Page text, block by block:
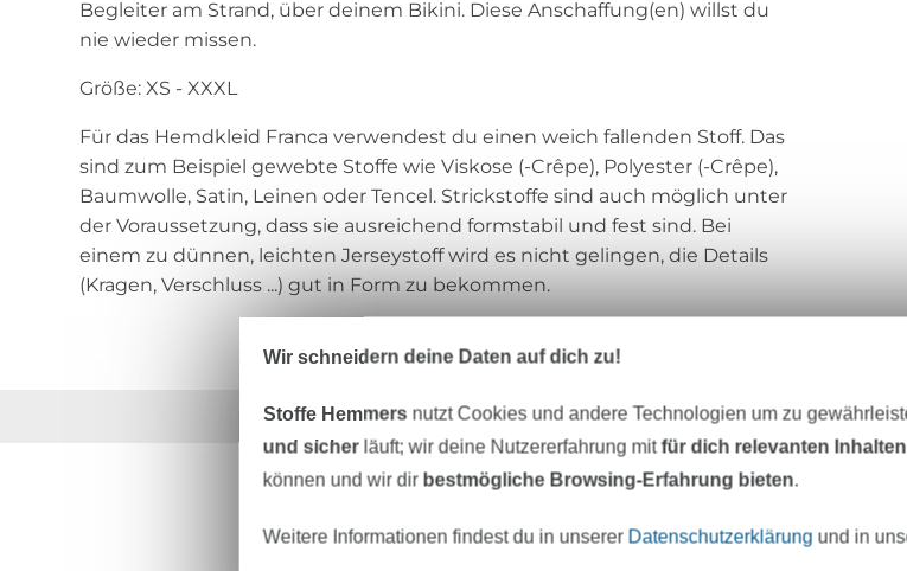
Begleiter am Strand, über deinem Bikini. Diese Anschaffung(en) willst du
nie wieder missen.
Größe: XS - XXXL
Für das Hemdkleid Franca verwendest du einen weich fallenden Stoff. Das
sind zum Beispiel gewebte Stoffe wie Viskose (-Crêpe), Polyester (-Crêpe),
Baumwolle, Satin, Leinen oder Tencel. Strickstoffe sind auch möglich unter
der Voraussetzung, dass sie ausreichend formstabil und fest sind. Bei
einem zu dünnen, leichten Jerseystoff wird es nicht gelingen, die Details
(Kragen, Verschluss ...) gut in Form zu bekommen.
Über 1.8 Millionen Meter Stoff versandfertig Über 80000
Sei immer auf dem neuesten Stand
Wir schneidern deine Daten auf dich zu!
Stoffe Hemmers nutzt Cookies und andere Technologien um zu
und sicherläuft; wir deine Nutzererfahrung mitfür dich relevanten Inhalten
können und wir dir bestmögliche Browsing-Erfahrung bieten.
Weitere Informationen findest du in unserer Datenschutzerklärung und in